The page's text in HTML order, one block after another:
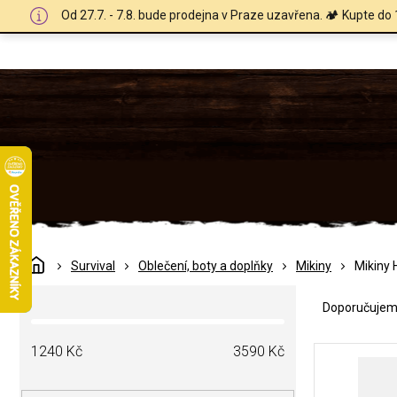
Od 27.7. - 7.8. bude prodejna v Praze uzavřena. 🏕️ Kupte
DomůSurvival Oblečení, boty a doplňky Mikiny Mikiny
P
o
a
1240 Kč 3590 Kč
e